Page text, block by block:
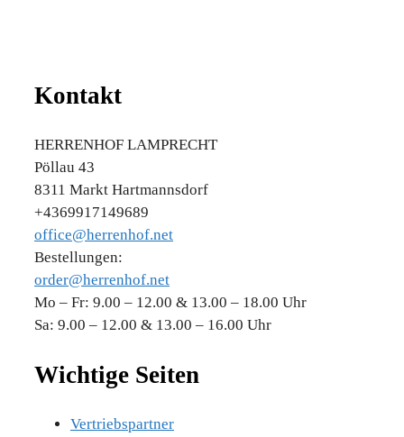
Kontakt
HERRENHOF LAMPRECHT
Pöllau 43
8311 Markt Hartmannsdorf
+4369917149689
office@herrenhof.net
Bestellungen:
order@herrenhof.net
Mo – Fr: 9.00 – 12.00 & 13.00 – 18.00 Uhr
Sa: 9.00 – 12.00 & 13.00 – 16.00 Uhr
Wichtige Seiten
Vertriebspartner